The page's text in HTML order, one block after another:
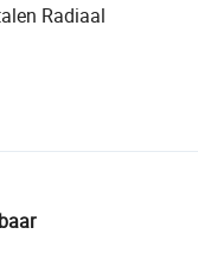
Radiaal